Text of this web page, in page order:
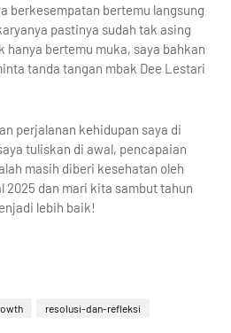
berkesempatan bertemu langsung
pastinya sudah tak asing
hanya bertemu muka, saya bahkan
tanda tangan mbak Dee Lestari
perjalanan kehidupan saya di
tuliskan di awal, pencapaian
masih diberi kesehatan oleh
2025 dan mari kita sambut tahun
lebih baik!
resolusi-dan-refleksi